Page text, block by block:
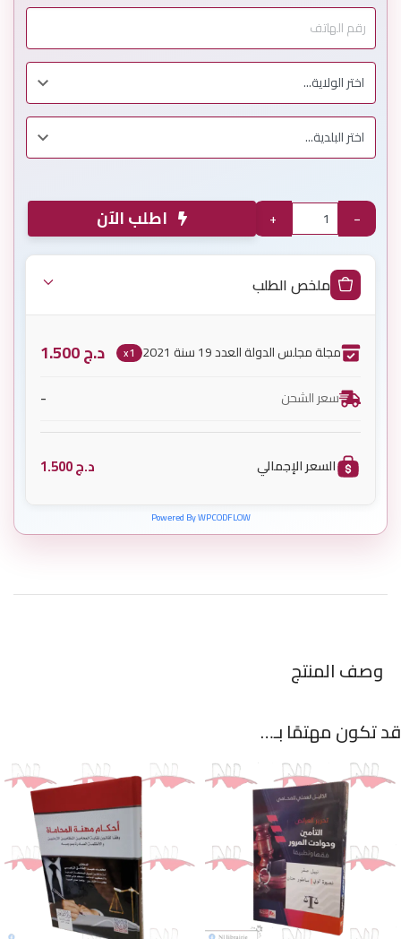
−
+ اطلب الآن
ملخص الطلب
مجلة مجلس الدولة العدد 19 سنة 2021 x1 د.ج
سعر الشحن -
السعر الإجمالي د.ج
Powered By WPCODFLOW
وصف المنتج
قد تكون مهتمًا بـ…